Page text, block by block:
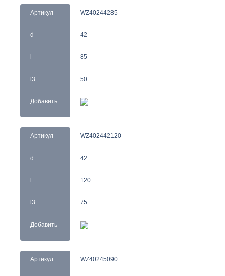
Артикул
d
l3
Добавить
WZ40244285
42
85
50
Артикул
d
l3
Добавить
WZ402442120
42
120
75
Артикул WZ40245090